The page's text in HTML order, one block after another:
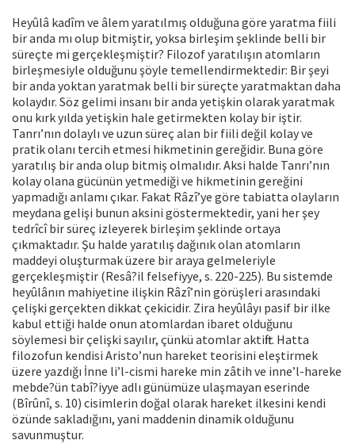
Heyûlâ kadîm ve âlem yaratılmış olduğuna göre yaratma fiili
bir anda mı olup bitmiştir, yoksa birleşim şeklinde belli bir
süreçte mi gerçekleşmiştir? Filozof yaratılışın atomların
birleşmesiyle olduğunu şöyle temellendirmektedir: Bir şeyi
bir anda yoktan yaratmak belli bir süreçte yaratmaktan daha
kolaydır. Söz gelimi insanı bir anda yetişkin olarak yaratmak
onu kırk yılda yetişkin hale getirmekten kolay bir iştir.
Tanrı’nın dolaylı ve uzun süreç alan bir fiili değil kolay ve
pratik olanı tercih etmesi hikmetinin gereğidir. Buna göre
yaratılış bir anda olup bitmiş olmalıdır. Aksi halde Tanrı’nın
kolay olana gücünün yetmediği ve hikmetinin gereğini
yapmadığı anlamı çıkar. Fakat Râzî’ye göre tabiatta olayların
meydana gelişi bunun aksini göstermektedir, yani her şey
tedrîcî bir süreç izleyerek birleşim şeklinde ortaya
çıkmaktadır. Şu halde yaratılış dağınık olan atomların
maddeyi oluşturmak üzere bir araya gelmeleriyle
gerçekleşmiştir (Resâ?il felsefiyye, s. 220-225). Bu sistemde
heyûlânın mahiyetine ilişkin Râzî’nin görüşleri arasındaki
çelişki gerçekten dikkat çekicidir. Zira heyûlâyı pasif bir ilke
kabul ettiği halde onun atomlardan ibaret olduğunu
söylemesi bir çelişki sayılır, çünkü atomlar aktiftir. Hatta
filozofun kendisi Aristo’nun hareket teorisini eleştirmek
üzere yazdığı İnne li’l-cismi hareke min zâtih ve inne’l-hareke
mebde?ün tabî?iyye adlı günümüze ulaşmayan eserinde
(Bîrûnî, s. 10) cisimlerin doğal olarak hareket ilkesini kendi
özünde sakladığını, yani maddenin dinamik olduğunu
savunmuştur.